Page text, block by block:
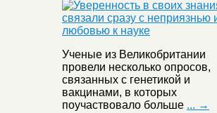
Ученые из Великобритании
провели несколько опросов,
связанных с генетикой и
вакцинами, в которых
поучаствовало больше ... →